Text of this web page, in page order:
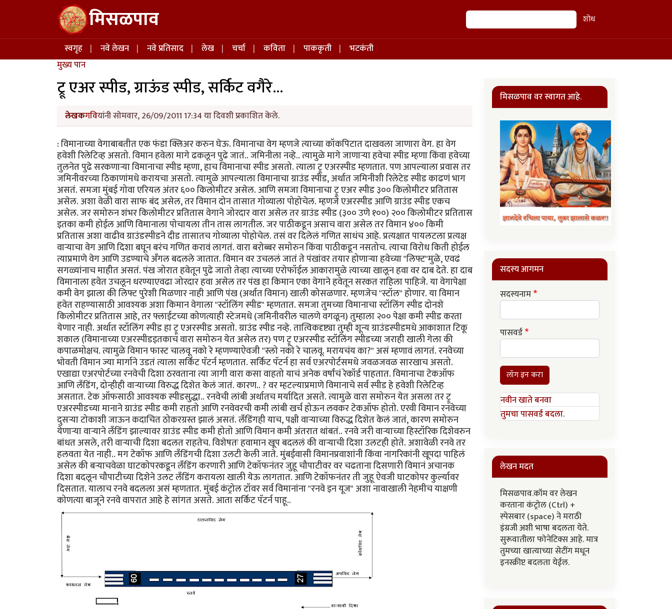
Skip to main content मिसळपाव शोध शोध
Main navigation
स्वगृह नवे लेखन नवे प्रतिसाद लेख चर्चा कविता पाककृती
भटकंती
मुख्य पान
ट्रू एअर स्पीड, ग्राऊंड स्पीड, सर्किट वगैरे...
लेखकगवियांनी सोमवार, 26/09/2011 17:34 या दिवशी प्रकाशित केले.
: विमानाच्या वेगाबाबतीत एक फंडा क्लिअर करुन घेऊ. विमानाचा वेग म्हणजे त्याच्या कॉकपिटात दाखवला जाणारा वेग. हा वेग
हवेशी रिलेटिव्ह असतो. विमान हवेला मागे ढकलून पुढे जातं.. जमिनीला नव्हे.. त्यामुळे मागे जाणार्‍या हवेचा स्पीड म्हणा किंवा हवेच्या
तुलनेत पुढे सरकणार्‍या विमानाचा स्पीड म्हणा, हाच विमानाचा स्पीड असतो. त्याला ट्रू एअरस्पीड म्हणतात. पण आपल्याला प्रवास तर
जमिनीवरच्या ठिकाणांमधे करायचा असतो. त्यामुळे आपल्याला विमानाचा ग्राउंड स्पीड, अर्थात जमिनीशी रिलेटेड स्पीड काढणं भाग
असतं. समजा मुंबई गोवा एरियल अंतर ६०० किलोमीटर असेल. आणि समजा विमानाचा ट्रू एअर स्पीड ३०० किलोमीटर प्रतितास
असेल. अशा वेळी वारा साफ बंद असेल, तर विमान दोन तासात गोव्याला पोहोचेल. म्हणजे एअरस्पीड आणि ग्राउंड स्पीड एकच
असेल. जर समोरुन शंभर किलोमीटर प्रतितास वेगाने जोरदार वारा असेल तर ग्राउंड स्पीड (३०० उणे १००) २०० किलोमीटर प्रतितास
इतका कमी होईल आणि विमानाला पोचायला तीन तास लागतील. जर पाठीकडून असाच वारा असेल तर विमान ४०० किमी
प्रतितास अशा वाढीव ग्राउंडस्पीडने दीड तासातच गोव्याला पोहोचेल. तसं वर दिलेलं गणित साधंच आहे. प्रत्यक्षात पायलटला प्रत्यक्ष
वार्‍याचा वेग आणि दिशा बघून बरंच गणित करावं लागतं. वारा बरोब्बर समोरुन किंवा पाठीकडून नसतोच. त्याचा विरोध किती होईल
त्याप्रमाणे वेग आणि उडण्याचे अँगल बदलले जातात. विमान वर उचललं जातं ते पंखांवर तयार होणार्‍या हवेच्या "लिफ्ट"मुळे, एवढं
सगळ्यांनाच माहीत असतं. पंख जोरात हवेतून पुढे जातो तेव्हा त्याच्या एरोफॉईल आकारामुळे त्याच्या खालून हवा वर दाब देते. हा दाब
विमानाला हवेत उचलून धरण्याएवढा जोरदार हवा असेल तर पंख हा किमान एका वेगाने हवेतून सरकत राहिला पाहिजे. या वेगापेक्षा
कमी वेग झाला की लिफ्ट पुरेशी मिळणार नाही आणि पंख (अर्थात विमान) खाली कोसळणार. म्हणजेच "स्टॉल" होणार. या विमान
हवेत राहण्यासाठी आवश्यक अशा किमान वेगाला "स्टॉलिंग स्पीड" म्हणतात. समजा तुमच्या विमानाचा स्टॉलिंग स्पीड दोनशे
किलोमीटर प्रतितास आहे, तर फ्लाईटच्या कोणत्याही स्टेजमधे (जमिनीवरील चालणे वगळून) तुम्हाला २०० पेक्षा कमी स्पीड करता
येणार नाही. अर्थात स्टॉलिंग स्पीड हा ट्रू एअरस्पीड असतो. ग्राउंड स्पीड नव्हे. तात्विकदृष्ट्या तुम्ही शून्य ग्राउंडस्पीडमधे आकाशात टिकू
शकाल (विमानाच्या एअरस्पीडइतकाच वारा समोरुन येत असेल तर) पण ट्रू एअरस्पीड स्टॉलिंग स्पीडच्या जराही खाली गेला की
कपाळमोक्षच. त्यामुळे विमान फास्ट चालवू नको रे म्हणण्याऐवजी "स्लो नको रे चालवू. मरायचंय का?" असं म्हणावं लागतं. रनवेच्या
भोवती विमान ज्या मार्गाने उडतं त्याला सर्किट पॅटर्न म्हणतात. सर्किट पॅटर्न हा सर्व एअरपोर्टसमधे जवळजवळ सारखाच असतो.
एखाद्या एअरपोर्टच्या रनवेची दिशा ठरवताना त्या जागी वारा कसा वाहतो याचं अनेक वर्षांचं रेकॉर्ड पाहतात. विमानाचा टेकऑफ
आणि लँडिंग, दोन्हीही वार्‍याच्या विरुद्ध दिशेत केलं जातं. कारण.. ? वर म्हटल्याप्रमाणे विमानाचे सर्व स्पीड हे हवेशी रिलेटिव्ह
असतात. टेक ऑफसाठी आवश्यक स्पीडसुद्धा.. रनवेची लांबी अर्थातच मर्यादित असते. त्यामुळे वारा समोरुन येत असला तर ट्रू
एअरस्पीडच्या मानाने ग्राउंड स्पीड कमी राहतो आणि रनवेवरची कमी लांबी खर्च होऊन लवकर टेकऑफ होतो. एरवी विमान रनवेच्या
दुसर्‍या टोकाशी जाऊन कदाचित ठोकरग्रस्त झालं असतं. लँडिंगही याच, पक्षी वार्‍याच्या विरुद्ध दिशेत केलं जातं, कारण समोरुन
येणार्‍या वार्‍याने लँडिंग झाल्यावर ग्राउंड स्पीड कमी होतो आणि विमान कमी अंतरात थांबतं.. रनवे जरी वार्‍याच्या हिस्टॉरिक दिशेवरुन
बांधत असले, तरी वार्‍याची दिशा बदलत राहतेच. विशेषतः हवामान खूप बदललं की वार्‍याची दिशा उलटही होते. अशावेळी रनवे तर
हलवता येत नाही.. मग टेकॉफ आणि लँडिंगची दिशा उलटी केली जाते. मुंबईवासी विमानप्रवाशांनी किंवा नागरिकांनी खूपदा पाहिलं
असेल की बर्‍याचवेळा घाटकोपरकडून लँडिंग करणारी आणि टेकॉफनंतर जुहू चौपाटीवर वर चढताना दिसणारी विमानं अचानक
दिशा बदलून चौपाटीच्या दिशेने उलट लँडिंग करायला खाली येऊ लागतात. आणि टेकॉफनंतर ती जुहू ऐवजी घाटकोपर कुर्ल्यावर
दिसतात. यालाच रनवे बदलला असं म्हणतात. मुंबई कंट्रोल टॉवर सर्व विमानांना "रनवे इन यूज" अशा नावाखाली नेहमीच याक्षणी
कोणत्या बाजूने रनवे वापरात आहे हे सांगत असते. आता सर्किट पॅटर्न पाहू..
मिसळपाव वर स्वागत आहे.
सदस्य आगमन
सदस्यनाम
पासवर्ड
लॉग इन करा
नवीन खाते बनवा
तुमचा पासवर्ड बदला.
लेखन मदत
मिसळपाव.कॉम वर लेखन
करताना कंट्रोल (Ctrl) +
स्पेसबार (space) ने मराठी
इंग्रजी अशी भाषा बदलता येते.
सुरूवातीला फोनेटिक्स आहे. मात्र
तुमच्या खात्याच्या सेटींग मधून
इनस्क्रीप्ट बदलता येईल.